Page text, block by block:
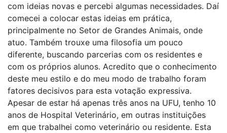
com ideias novas e percebi algumas necessidades. Daí
comecei a colocar estas ideias em prática,
principalmente no Setor de Grandes Animais, onde
atuo. Também trouxe uma filosofia um pouco
diferente, buscando parcerias com os residentes e
com os próprios alunos. Acredito que o conhecimento
deste meu estilo e do meu modo de trabalho foram
fatores decisivos para esta votação expressiva.
Apesar de estar há apenas três anos na UFU, tenho 10
anos de Hospital Veterinário, em outras instituições
em que trabalhei como veterinário ou residente. Esta